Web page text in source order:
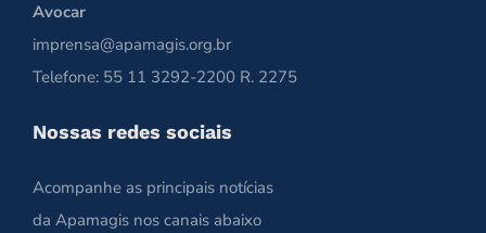
Avocar
imprensa@apamagis.org.br
Telefone: 55 11 3292-2200 R. 2275
Nossas redes sociais
Acompanhe as principais notícias
da Apamagis nos canais abaixo